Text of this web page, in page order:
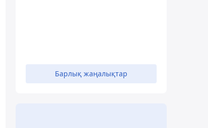
Барлық жаңалықтар